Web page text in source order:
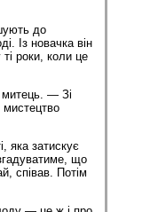
до
Із новачка він
роки, коли це
— Зі
яка затискує
що
співав. Потім